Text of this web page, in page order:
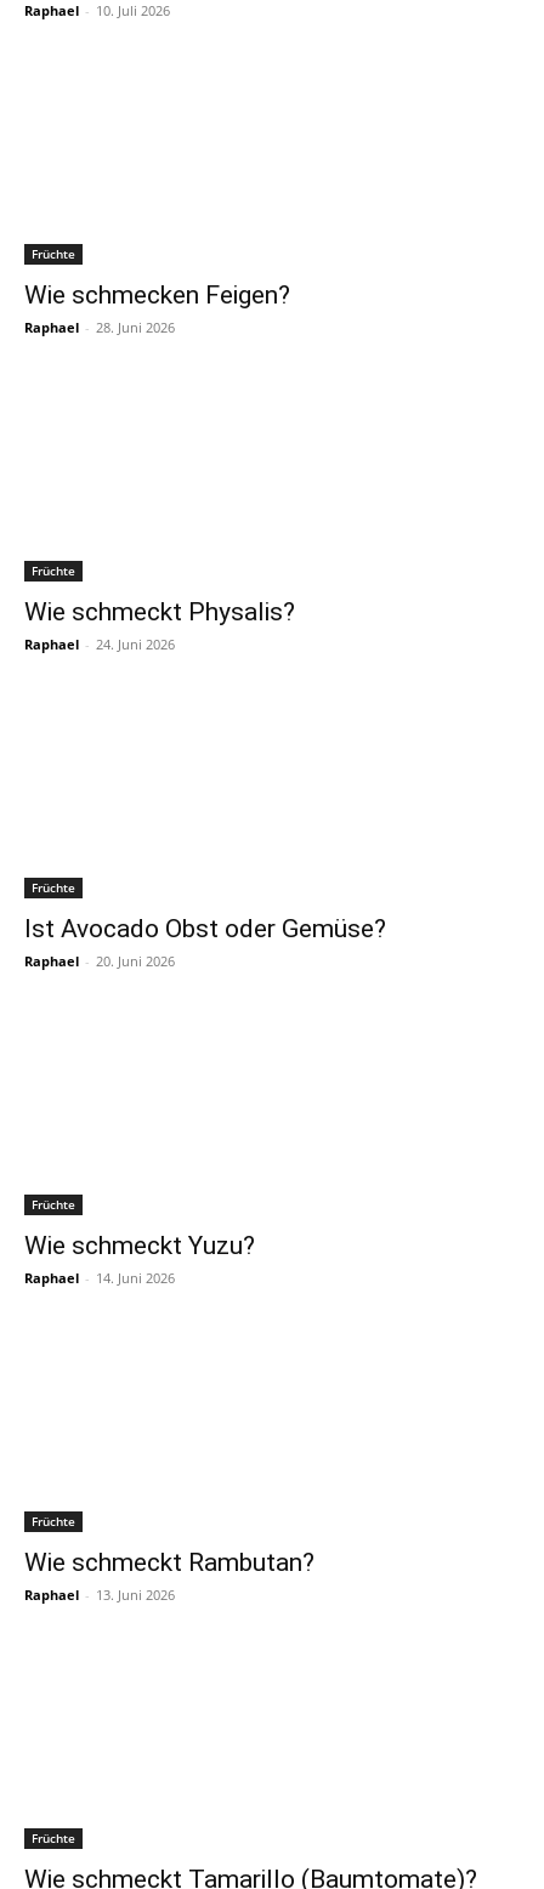
Raphael - 10. Juli 2026
Früchte
Wie schmecken Feigen?
Raphael - 28. Juni 2026
Früchte
Wie schmeckt Physalis?
Raphael - 24. Juni 2026
Früchte
Ist Avocado Obst oder Gemüse?
Raphael - 20. Juni 2026
Früchte
Wie schmeckt Yuzu?
Raphael - 14. Juni 2026
Früchte
Wie schmeckt Rambutan?
Raphael - 13. Juni 2026
Früchte
Wie schmeckt Tamarillo (Baumtomate)?